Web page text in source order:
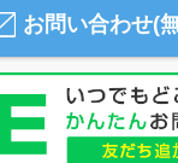
お問い合わせ(